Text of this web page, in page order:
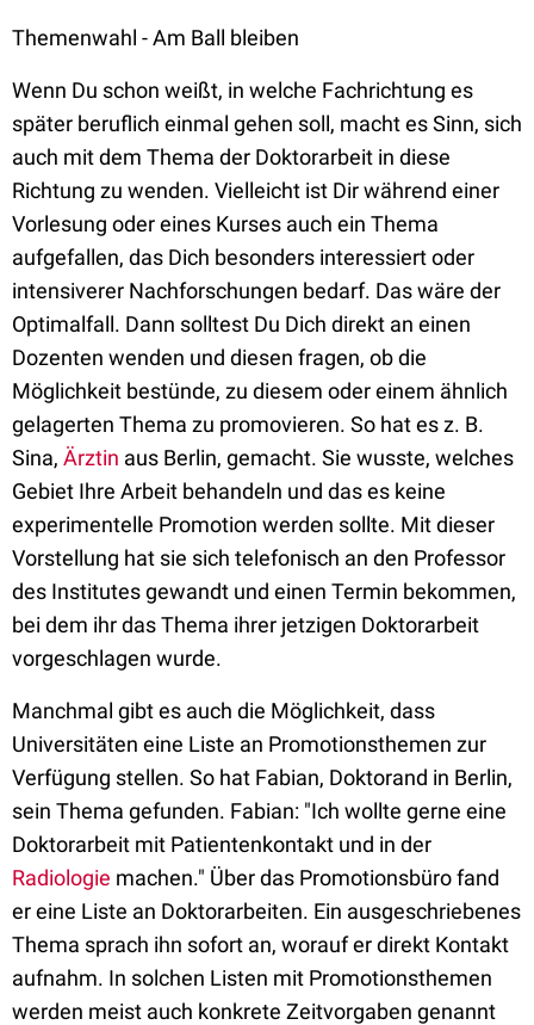
Themenwahl - Am Ball bleiben
Wenn Du schon weißt, in welche Fachrichtung es
später beruflich einmal gehen soll, macht es Sinn, sich
auch mit dem Thema der Doktorarbeit in diese
Richtung zu wenden. Vielleicht ist Dir während einer
Vorlesung oder eines Kurses auch ein Thema
aufgefallen, das Dich besonders interessiert oder
intensiverer Nachforschungen bedarf. Das wäre der
Optimalfall. Dann solltest Du Dich direkt an einen
Dozenten wenden und diesen fragen, ob die
Möglichkeit bestünde, zu diesem oder einem ähnlich
gelagerten Thema zu promovieren. So hat es z. B.
Sina, Ärztin aus Berlin, gemacht. Sie wusste, welches
Gebiet Ihre Arbeit behandeln und das es keine
experimentelle Promotion werden sollte. Mit dieser
Vorstellung hat sie sich telefonisch an den Professor
des Institutes gewandt und einen Termin bekommen,
bei dem ihr das Thema ihrer jetzigen Doktorarbeit
vorgeschlagen wurde.
Manchmal gibt es auch die Möglichkeit, dass
Universitäten eine Liste an Promotionsthemen zur
Verfügung stellen. So hat Fabian, Doktorand in Berlin,
sein Thema gefunden. Fabian: "Ich wollte gerne eine
Doktorarbeit mit Patientenkontakt und in der
Radiologie machen." Über das Promotionsbüro fand
er eine Liste an Doktorarbeiten. Ein ausgeschriebenes
Thema sprach ihn sofort an, worauf er direkt Kontakt
aufnahm. In solchen Listen mit Promotionsthemen
werden meist auch konkrete Zeitvorgaben genannt